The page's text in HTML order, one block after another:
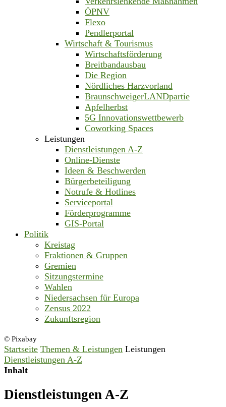
ÖPNV
Flexo
Pendlerportal
Wirtschaft & Tourismus
Wirtschaftsförderung
Breitbandausbau
Die Region
Nördliches Harzvorland
BraunschweigerLANDpartie
Apfelherbst
5G Innovationswettbewerb
Coworking Spaces
Leistungen
Dienstleistungen A-Z
Online-Dienste
Ideen & Beschwerden
Bürgerbeteiligung
Notrufe & Hotlines
Serviceportal
Förderprogramme
GIS-Portal
Politik
Kreistag
Fraktionen & Gruppen
Gremien
Sitzungstermine
Wahlen
Niedersachsen für Europa
Zensus 2022
Zukunftsregion
© Pixabay
Startseite Themen & Leistungen Leistungen
Dienstleistungen A-Z
Inhalt
Dienstleistungen A-Z